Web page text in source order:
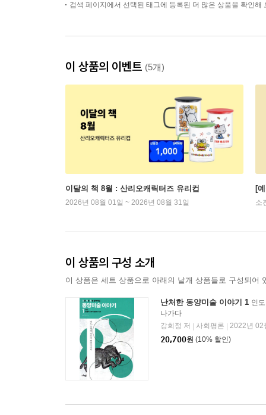
검색 페이지에서 선택된 태그에 등록된 더 많은 상품을 확인해
이 상품의 이벤트 (5개)
이달의 책 8월 : 산리오캐릭터즈 유리컵
2026년 08월 01일 ~ 2026년 08월 31일
[
소
이 상품의 구성 소개
이 상품은 세트 상품으로 아래의 낱개 상품들로 구성되어
난처한 동양미술 이야기 1 인
나가다
강희정 저
사회평론
2022년 02
20,700원 (10% 할인)